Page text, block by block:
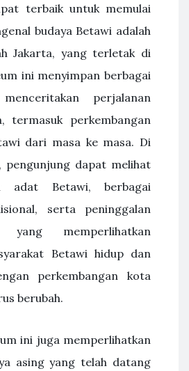
terbaik untuk memulai
budaya Betawi adalah
Jakarta, yang terletak di
ini menyimpan berbagai
perjalanan
termasuk perkembangan
dari masa ke masa. Di
pengunjung dapat melihat
adat Betawi, berbagai
serta peninggalan
memperlihatkan
Betawi hidup dan
perkembangan kota
berubah.
ini juga memperlihatkan
asing yang telah datang